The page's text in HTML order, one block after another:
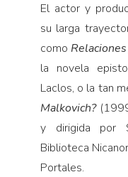
Voces y lecturas
El actor y
su larga
como
la novela
Laclos, o la tan
Malkovich?
y dirigida por
Biblioteca
Portales.